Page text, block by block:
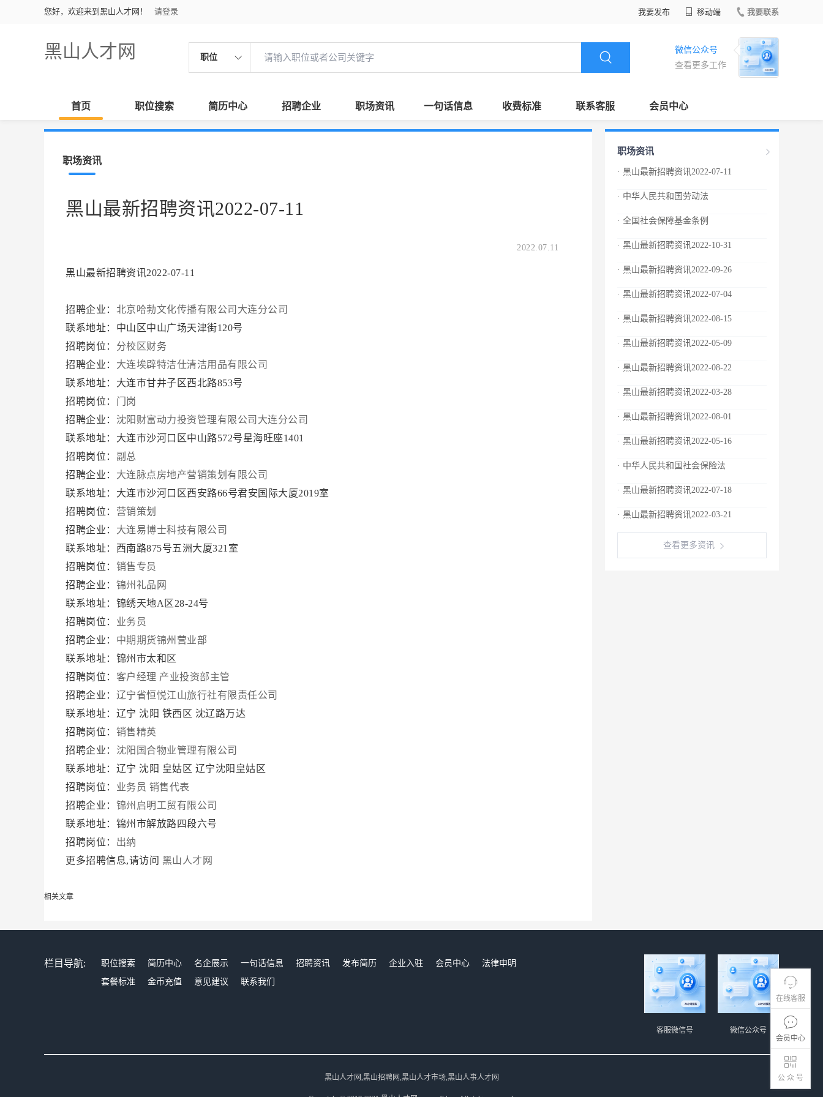
您好，欢迎来到黑山人才网！ 请登录 我要发布 移动端 我要联系
黑山人才网 职位
微信公众号
查看更多工作
首页 职位搜索 简历中心 招聘企业 职场资讯 一句话信息 收费标准 联系客服 会员中心
在线客服
会员中心
公 众 号
职场资讯
黑山最新招聘资讯2022-07-11
2022.07.11
黑山最新招聘资讯2022-07-11
招聘企业： 北京哈勃文化传播有限公司大连分公司
联系地址：中山区中山广场天津街120号
招聘岗位： 分校区财务
招聘企业： 大连埃辟特洁仕清洁用品有限公司
联系地址：大连市甘井子区西北路853号
招聘岗位： 门岗
招聘企业： 沈阳财富动力投资管理有限公司大连分公司
联系地址：大连市沙河口区中山路572号星海旺座1401
招聘岗位： 副总
招聘企业： 大连脉点房地产营销策划有限公司
联系地址：大连市沙河口区西安路66号君安国际大厦2019室
招聘岗位： 营销策划
招聘企业： 大连易博士科技有限公司
联系地址：西南路875号五洲大厦321室
招聘岗位： 销售专员
招聘企业： 锦州礼品网
联系地址：锦绣天地A区28-24号
招聘岗位： 业务员
招聘企业： 中期期货锦州营业部
联系地址：锦州市太和区
招聘岗位： 客户经理 产业投资部主管
招聘企业： 辽宁省恒悦江山旅行社有限责任公司
联系地址：辽宁 沈阳 铁西区 沈辽路万达
招聘岗位： 销售精英
招聘企业： 沈阳国合物业管理有限公司
联系地址：辽宁 沈阳 皇姑区 辽宁沈阳皇姑区
招聘岗位： 业务员 销售代表
招聘企业： 锦州启明工贸有限公司
联系地址：锦州市解放路四段六号
招聘岗位： 出纳
更多招聘信息,请访问 黑山人才网
相关文章
职场资讯
· 黑山最新招聘资讯2022-07-11
· 中华人民共和国劳动法
· 全国社会保障基金条例
· 黑山最新招聘资讯2022-10-31
· 黑山最新招聘资讯2022-09-26
· 黑山最新招聘资讯2022-07-04
· 黑山最新招聘资讯2022-08-15
· 黑山最新招聘资讯2022-05-09
· 黑山最新招聘资讯2022-08-22
· 黑山最新招聘资讯2022-03-28
· 黑山最新招聘资讯2022-08-01
· 黑山最新招聘资讯2022-05-16
· 中华人民共和国社会保险法
· 黑山最新招聘资讯2022-07-18
· 黑山最新招聘资讯2022-03-21
查看更多资讯
栏目导航: 职位搜索 简历中心 名企展示 一句话信息 招聘资讯 发布简历 企业入驻 会员中心
法律申明
套餐标准
金币充值 意见建议 联系我们
微信公众号
客服微信号
黑山人才网,黑山招聘网,黑山人才市场,黑山人事人才网